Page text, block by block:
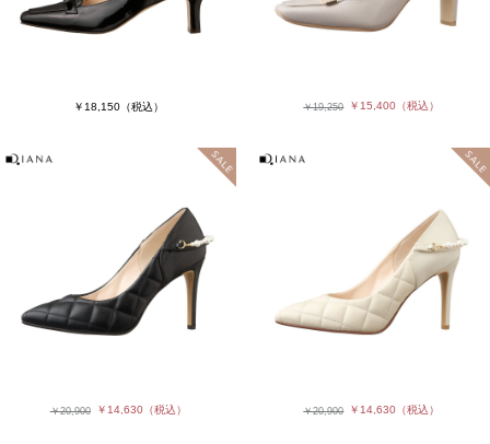
￥18,150（税込） ￥19,250 ￥15,400 （税込）
￥20,900 ￥14,630（税込） ￥20,900 ￥14,630 （税込）